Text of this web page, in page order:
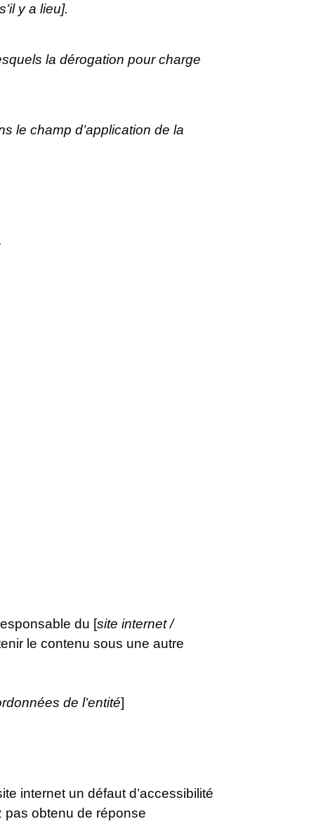
y a lieu].
la dérogation pour charge
le champ d’application de la
du [site internet /
le contenu sous une autre
de l’entité]
internet un défaut d’accessibilité
pas obtenu de réponse